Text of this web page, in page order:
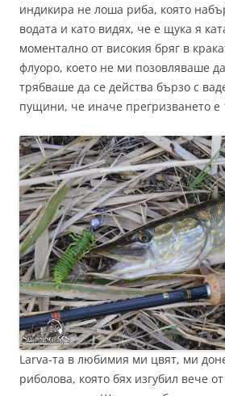
индикира не лоша риба, която
водата и като видях, че е щука я
моментално от високия бряг в
флуоро, което не ми позовляваше
трябваше да се действа бързо с
пущини, че иначе прегризването е
Larva-та в любимия ми цвят, ми
риболова, която бях изгубил вече